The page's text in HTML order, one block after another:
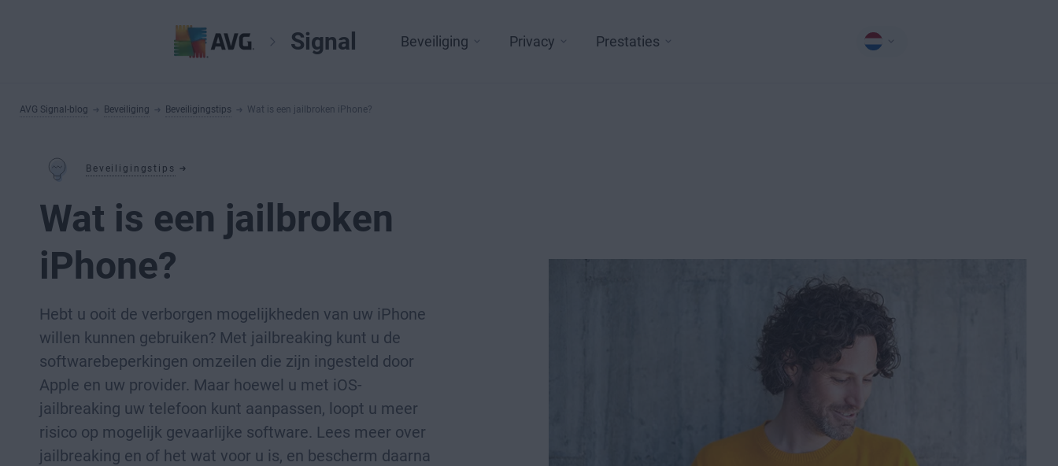
Signal Beveiliging Privacy Prestaties
AVG Signal-blog Beveiliging Beveiligingstips Wat is een jailbroken iPhone?
Beveiligingstips
Wat is een jailbroken
iPhone?
Hebt u ooit de verborgen mogelijkheden van uw iPhone
willen kunnen gebruiken? Met jailbreaking kunt u de
softwarebeperkingen omzeilen die zijn ingesteld door
Apple en uw provider. Maar hoewel u met iOS-
jailbreaking uw telefoon kunt aanpassen, loopt u meer
risico op mogelijk gevaarlijke software. Lees meer over
jailbreaking en of het wat voor u is, en bescherm daarna